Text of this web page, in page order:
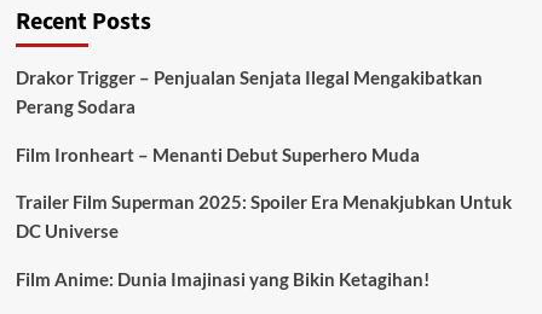
Recent Posts
Drakor Trigger – Penjualan Senjata Ilegal Mengakibatkan
Perang Sodara
Film Ironheart – Menanti Debut Superhero Muda
Trailer Film Superman 2025: Spoiler Era Menakjubkan Untuk
DC Universe
Film Anime: Dunia Imajinasi yang Bikin Ketagihan!